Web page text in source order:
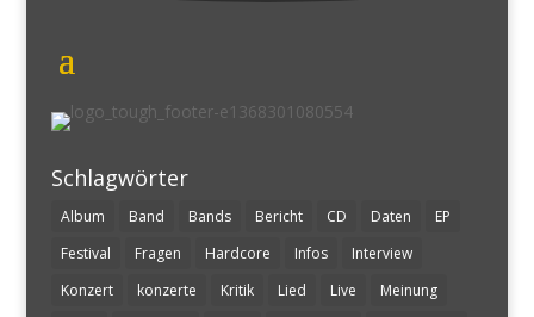
Schlagwörter
Album Band Bands Bericht CD Daten
EP
Festival
Fragen Hardcore Infos
Interview
Konzert
konzerte Kritik Lied Live Meinung